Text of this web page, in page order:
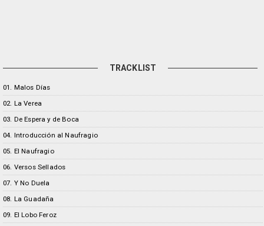
TRACKLIST
01. Malos Días
02. La Verea
03. De Espera y de Boca
04. Introducción al Naufragio
05. El Naufragio
06. Versos Sellados
07. Y No Duela
08. La Guadaña
09. El Lobo Feroz